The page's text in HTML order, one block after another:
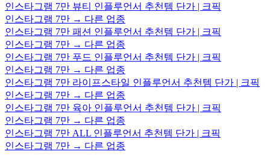
인스타그램 7만 뷰티 인플루언서 추천템 단가 | 크픽
인스타그램 7만 → 다른 업종
인스타그램 7만 패션 인플루언서 추천템 단가 | 크픽
인스타그램 7만 → 다른 업종
인스타그램 7만 푸드 인플루언서 추천템 단가 | 크픽
인스타그램 7만 → 다른 업종
인스타그램 7만 라이프스타일 인플루언서 추천템 단가 | 크픽
인스타그램 7만 → 다른 업종
인스타그램 7만 육아 인플루언서 추천템 단가 | 크픽
인스타그램 7만 → 다른 업종
인스타그램 7만 ALL 인플루언서 추천템 단가 | 크픽
인스타그램 7만 → 다른 업종